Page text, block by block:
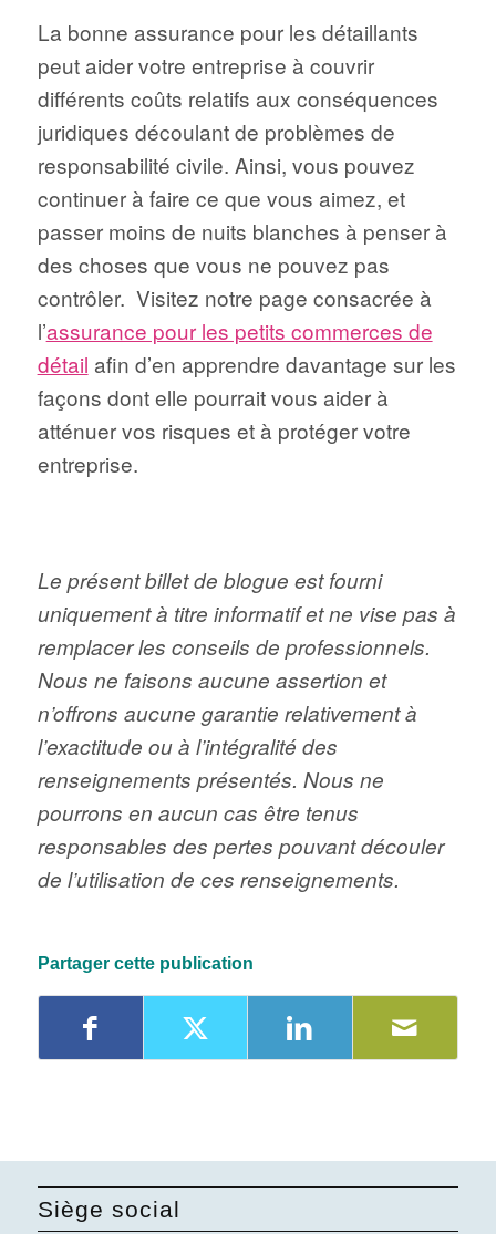
La bonne assurance pour les détaillants
peut aider votre entreprise à couvrir
différents coûts relatifs aux conséquences
juridiques découlant de problèmes de
responsabilité civile. Ainsi, vous pouvez
continuer à faire ce que vous aimez, et
passer moins de nuits blanches à penser à
des choses que vous ne pouvez pas
contrôler. Visitez notre page consacrée à
l’assurance pour les petits commerces de
détail afin d’en apprendre davantage sur les
façons dont elle pourrait vous aider à
atténuer vos risques et à protéger votre
entreprise.
Le présent billet de blogue est fourni
uniquement à titre informatif et ne vise pas à
remplacer les conseils de professionnels.
Nous ne faisons aucune assertion et
n’offrons aucune garantie relativement à
l’exactitude ou à l’intégralité des
renseignements présentés. Nous ne
pourrons en aucun cas être tenus
responsables des pertes pouvant découler
de l’utilisation de ces renseignements.
Partager cette publication
Siège social